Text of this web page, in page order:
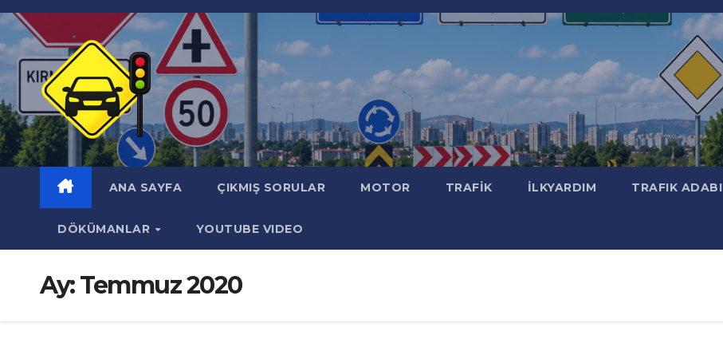
Skip
content
ANA SAYFA ÇIKMIŞ SORULAR MOTOR TRAFİK İLKYARDIM TRAFIK ADABI
DÖKÜMANLAR YOUTUBE VIDEO
Ay:Temmuz 2020